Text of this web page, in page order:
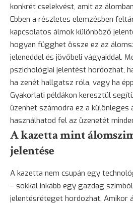
konkrét cselekvést, amit az
Ebben a részletes elemzésben
kapcsolatos álmok különböző
hogyan függhet össze ez az
jeleneddel és jövőbeli vágyaiddal.
pszichológiai jelentést hordozhat,
ha zenét hallgatsz róla, vagy ha
Gyakorlati példákon keresztül
üzenhet számodra ez a különleges
használhatod fel az üzenetét
A kazetta mint
jelentése
A kazetta nem csupán egy
– sokkal inkább egy gazdag
jelentésréteget hordozhat. Amikor